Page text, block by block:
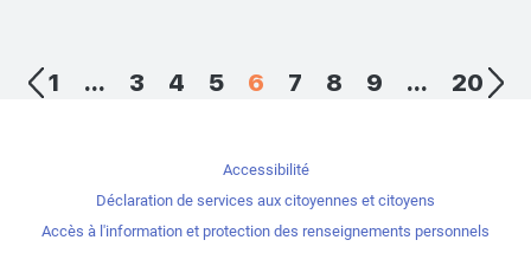
1 ... 3 4 5 6 7 8 9 ... 20
Accessibilité
Déclaration de services aux citoyennes et citoyens
Accès à l'information et protection des renseignements personnels